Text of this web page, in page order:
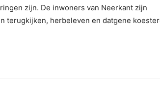
zijn. De inwoners van Neerkant zijn
terugkijken, herbeleven en datgene